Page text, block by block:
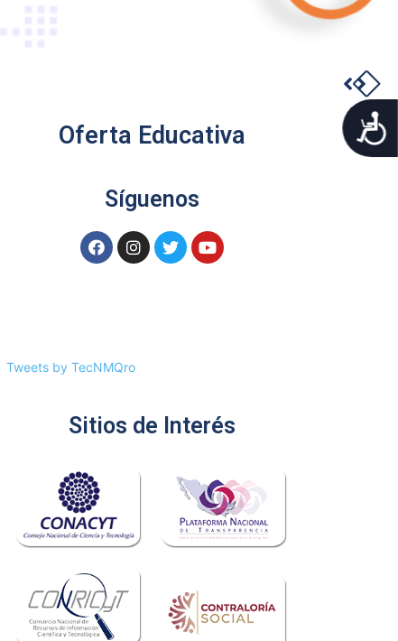
Oferta Educativa
Síguenos
Tweets by TecNMQro
Sitios de Interés